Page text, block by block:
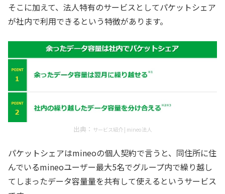
そこに加えて、法人特有のサービスとしてパケットシェア
が社内で利用できるという特徴があります。
出典： サービス紹介 | mineo法人
パケットシェアはmineoの個人契約で言うと、同住所に住
んでいるmineoユーザー最大5名でグループ内で繰り越し
てしまったデータ容量量を共有して使えるというサービス